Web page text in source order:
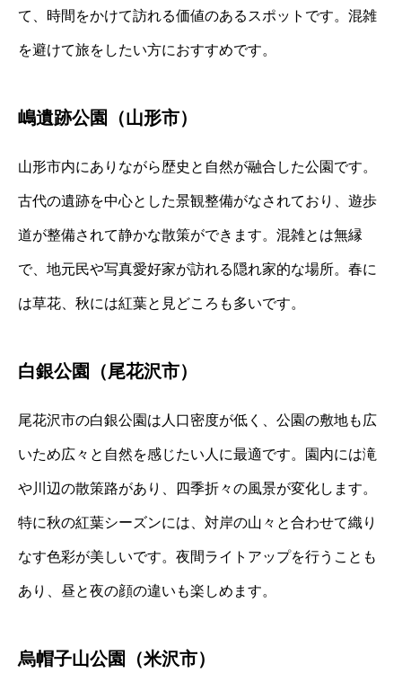
て、時間をかけて訪れる価値のあるスポットです。混雑
を避けて旅をしたい方におすすめです。
嶋遺跡公園（山形市）
山形市内にありながら歴史と自然が融合した公園です。
古代の遺跡を中心とした景観整備がなされており、遊歩
道が整備されて静かな散策ができます。混雑とは無縁
で、地元民や写真愛好家が訪れる隠れ家的な場所。春に
は草花、秋には紅葉と見どころも多いです。
白銀公園（尾花沢市）
尾花沢市の白銀公園は人口密度が低く、公園の敷地も広
いため広々と自然を感じたい人に最適です。園内には滝
や川辺の散策路があり、四季折々の風景が変化します。
特に秋の紅葉シーズンには、対岸の山々と合わせて織り
なす色彩が美しいです。夜間ライトアップを行うことも
あり、昼と夜の顔の違いも楽しめます。
烏帽子山公園（米沢市）